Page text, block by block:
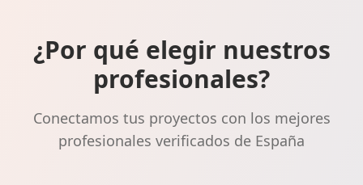
¿Por qué elegir nuestros
profesionales?
Conectamos tus proyectos con los mejores
profesionales verificados de España